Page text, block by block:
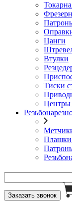
Цанги
Втулки
Тиски
Центры
Плашки
Заказать звонок